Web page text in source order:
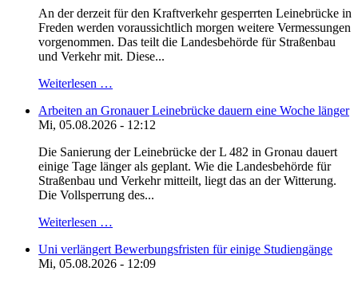
An der derzeit für den Kraftverkehr gesperrten Leinebrücke in
Freden werden voraussichtlich morgen weitere Vermessungen
vorgenommen. Das teilt die Landesbehörde für Straßenbau
und Verkehr mit. Diese...
Weiterlesen …
Arbeiten an Gronauer Leinebrücke dauern eine Woche länger
Mi, 05.08.2026 - 12:12
Die Sanierung der Leinebrücke der L 482 in Gronau dauert
einige Tage länger als geplant. Wie die Landesbehörde für
Straßenbau und Verkehr mitteilt, liegt das an der Witterung.
Die Vollsperrung des...
Weiterlesen …
Uni verlängert Bewerbungsfristen für einige Studiengänge
Mi, 05.08.2026 - 12:09